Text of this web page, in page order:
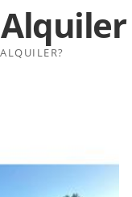
Alquiler